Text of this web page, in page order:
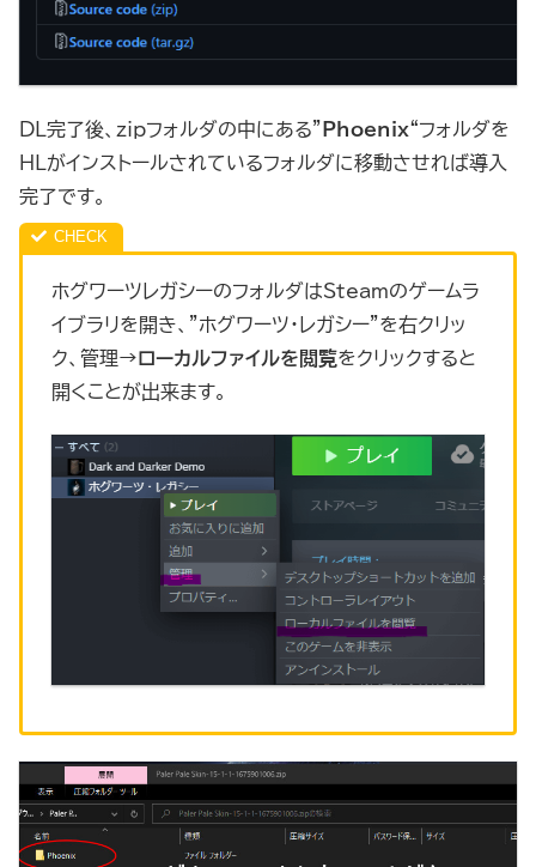
DL完了後、zipフォルダの中にある” Phoenix“フォルダを
HLがインストールされているフォルダに移動させれば導入
完了です。
ホグワーツレガシーのフォルダはSteamのゲームラ
イブラリを開き、”ホグワーツ・レガシー”を右クリッ
ク、管理→ローカルファイルを閲覧をクリックすると
開くことが出来ます。